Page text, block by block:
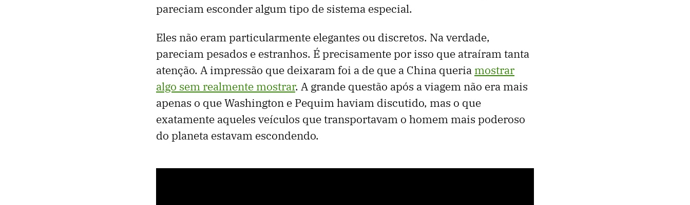
pareciam esconder algum tipo de sistema especial.
Eles não eram particularmente elegantes ou discretos. Na verdade,
pareciam pesados ​​e estranhos. É precisamente por isso que atraíram tanta
atenção. A impressão que deixaram foi a de que a China queria mostrar
algo sem realmente mostrar. A grande questão após a viagem não era mais
apenas o que Washington e Pequim haviam discutido, mas o que
exatamente aqueles veículos que transportavam o homem mais poderoso
do planeta estavam escondendo.